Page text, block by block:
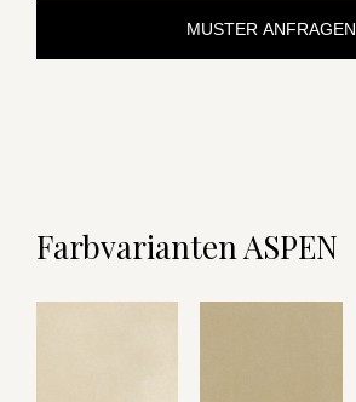
MUSTER ANFRAGEN
Farbvarianten ASPEN